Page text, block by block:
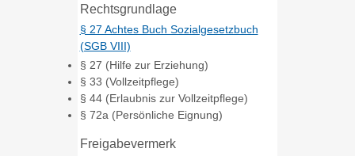
Rechtsgrundlage
§ 27 Achtes Buch Sozialgesetzbuch
(SGB VIII)
§ 27 (Hilfe zur Erziehung)
§ 33 (Vollzeitpflege)
§ 44 (Erlaubnis zur Vollzeitpflege)
§ 72a (Persönliche Eignung)
Freigabevermerk